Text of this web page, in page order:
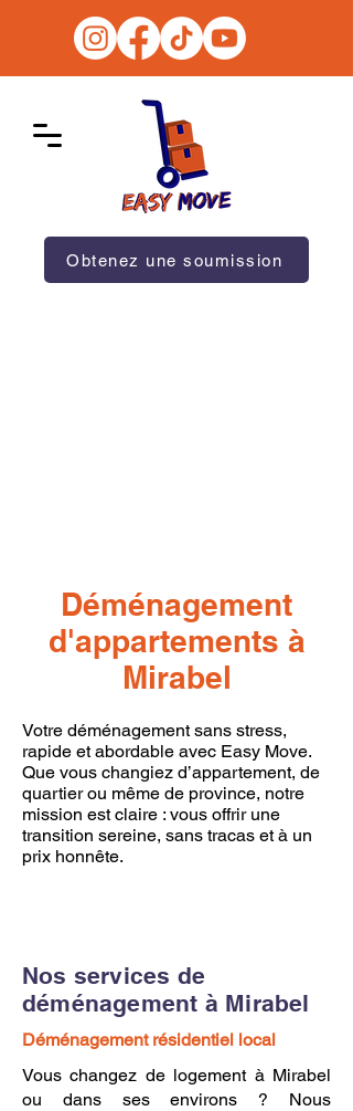
Obtenez une soumission
Déménagement
d'appartements à
Mirabel
Votre déménagement sans stress,
rapide et abordable avec Easy Move.
Que vous changiez d’appartement, de
quartier ou même de province, notre
mission est claire : vous offrir une
transition sereine, sans tracas et à un
prix honnête.
Nos services de
déménagement à Mirabel
Déménagement résidentiel local
Vous changez de logement à Mirabel
ou dans ses environs ? Nous